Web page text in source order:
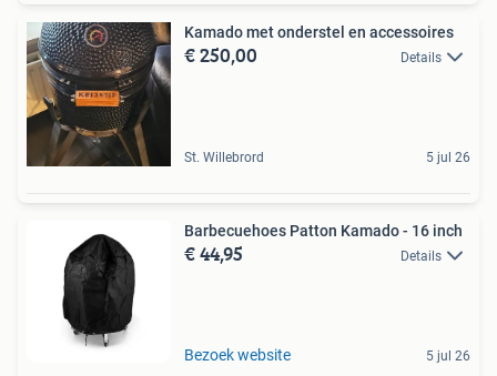
Kamado met onderstel en accessoires
€ 250,00 Details
St. Willebrord 5 jul 26
Barbecuehoes Patton Kamado - 16 inch
€ 44,95 Details
Bezoek website 5 jul 26